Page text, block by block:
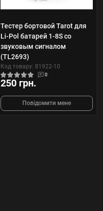
Тестер бортовой Tarot для
Li-Pol батарей 1-8S со
звуковым сигналом
(TL2693)
Код товару: 81922-10
0
250 грн.
Повідомити мене